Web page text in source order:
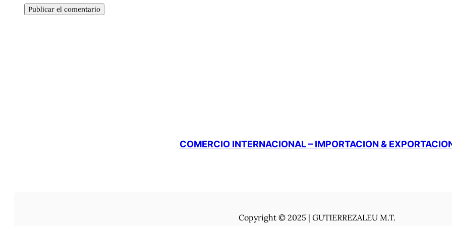
COMERCIO INTERNACIONAL – IMPORTACION &
Copyright © 2025 | GUTIERREZALEU M.T.